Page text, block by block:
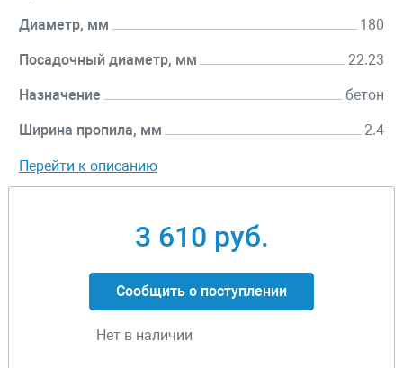
Диаметр, мм 180
Посадочный диаметр, мм 22.23
Назначение бетон
Ширина пропила, мм 2.4
Перейти к описанию
3 610 руб.
Сообщить о поступлении
Нет в наличии